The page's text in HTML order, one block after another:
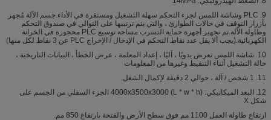
9. PLC وشاشة اللمس لجزء التحكم سهلة التشغيل ومستقرة في الأداء.جسم الآلة مُجهز
بأزرار التوقف في حالات الطوارئ ، والتي يتم ترتيبها على التوالي في صندوق التحكم
وطاولة الآلة.تم تجهيز أجهزة حماية التسرب.مساحة توسيع PLC محجوزة في الخزانة
الكهربائية.(يجب ألا يقل عدد نقاط التحكم في الإدخال / الإخراج PLC عن 3 نقاط لكل منها)
10. شاشة اللمس تعرض يدويًا ، آليًا ، إعداد المعلمة ، عرض الخطأ ، البيانات التاريخية ،
حالة التشغيل أثناء التنقيط وغيرها من المعلومات
11. 1 شخص / آلة ، حوالي 2 دقيقة لإكمال الشغل.
12. البعد الميكانيكي: 4000x3500x3000 (L * w * h) الجزء السفلي من الجسم على
شكل X
ارتفاع طاولة العمل 1100 مم فوق سطح الأرض والفتحة بارتفاع 850 مم.